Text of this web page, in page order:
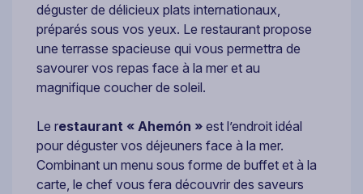
déguster de délicieux plats internationaux,
préparés sous vos yeux. Le restaurant propose
une terrasse spacieuse qui vous permettra de
savourer vos repas face à la mer et au
magnifique coucher de soleil.
Le restaurant « Ahemón » est l’endroit idéal
pour déguster vos déjeuners face à la mer.
Combinant un menu sous forme de buffet et à la
carte, le chef vous fera découvrir des saveurs